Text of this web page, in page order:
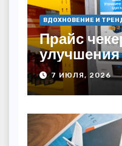
ВДОХНОВЕНИЕ И
Прайс
7 ИЮЛЯ, 2026